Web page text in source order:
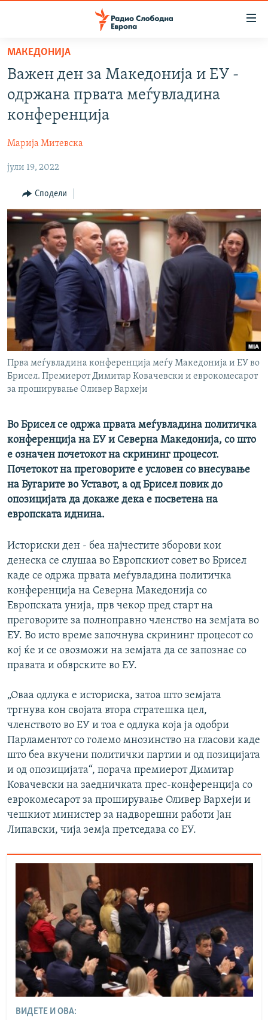
Оди
содржината
Оди
главната
навигација
Премини
на
ВИЗУЕЛНО
ШТО ТРЕБА ДА ЗНАЕТЕ
ПРИЈАВИ СЕ ЗА ЊУЗЛЕТЕР
ПОДКАСТ ЗОШТО?
СЛЕДЕТЕ НЕ
РСЕ веб страници
МАКЕДОНИЈА
Важен ден за Македонија и ЕУ -
одржана првата меѓувладина
конференција
Марија Митевска
јули 19, 2022
Сподели
Прва меѓувладина конференција меѓу Македонија и ЕУ во
Брисел. Премиерот Димитар Ковачевски и еврокомесарот
за проширување Оливер Вархеји
Во Брисел се одржа првата меѓувладина политичка
конференција на ЕУ и Северна Македонија, со што
е означен почетокот на скрининг процесот.
Почетокот на преговорите е условен со внесување
на Бугарите во Уставот, а од Брисел повик до
опозицијата да докаже дека е посветена на
европската иднина.
Историски ден - беа најчестите зборови кои
денеска се слушаа во Европскиот совет во Брисел
каде се одржа првата меѓувладина политичка
конференција на Северна Македонија со
Европската унија, прв чекор пред старт на
преговорите за полноправно членство на земјата во
ЕУ. Во исто време започнува скрининг процесот со
кој ќе и се овозможи на земјата да се запознае со
правата и обврските во ЕУ.
„Оваа одлука е историска, затоа што земјата
тргнува кон својата втора стратешка цел,
членството во ЕУ и тоа е одлука која ја одобри
Парламентот со големо мнозинство на гласови каде
што беа вкучени политички партии и од позицијата
и од опозицијата“, порача премиерот Димитар
Ковачевски на заедничката прес-конференција со
еврокомесарот за проширување Оливер Вархеји и
чешкиот министер за надворешни работи Јан
Липавски, чија земја претседава со ЕУ.
ВИДЕТЕ И ОВА: